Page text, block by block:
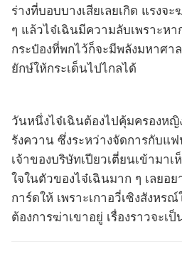
ร่างที่บอบบางเสียเลยเกิด แรงจ
ๆ แล้วไจ๋เฉินมีความลับเพราะห
กระป๋องที่พกไว้ก็จะมีพลังมหาศา
ยักษ์ให้กระเด็นไปไกลได้
วันหนึ่งไจ๋เฉินต้องไปคุ้มครองห
รังควาน ซึ่งระหว่างจัดการกับแฟ
เจ้าของบริษัทเปียวเตี่ยนเข้ามาเ
ใจในตัวของไจ๋เฉินมาก ๆ เลยอ
การ์ดให้ เพราะเกาอวี่เซิงสังหร
ต้องการฆ่าเขาอยู่ เรื่องราวจะ